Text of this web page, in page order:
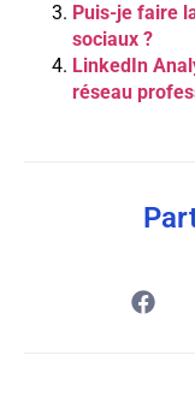
Puis-je faire
sociaux ?
LinkedIn
réseau